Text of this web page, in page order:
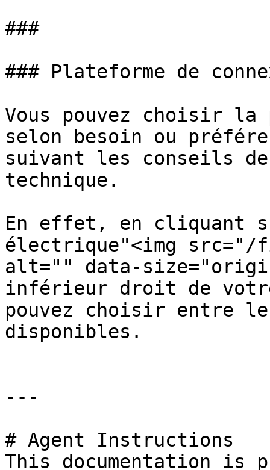
###
### Plateforme de
Vous pouvez choisir la
selon besoin ou
suivant les conseils
technique.
En effet, en cliquant
électrique"<img src="/
alt="" data-
inférieur droit de votre
pouvez choisir entre
disponibles.
---
# Agent Instructions
This documentation is